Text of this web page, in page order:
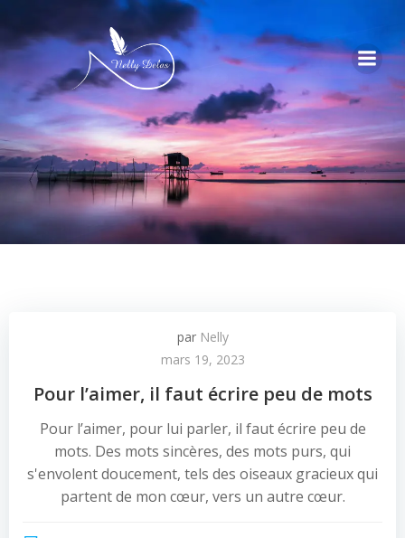
par Nelly
mars 19, 2023
Pour l’aimer, il faut écrire peu de mots
Pour l’aimer, pour lui parler, il faut écrire peu de
mots. Des mots sincères, des mots purs, qui
s'envolent doucement, tels des oiseaux gracieux qui
partent de mon cœur, vers un autre cœur.